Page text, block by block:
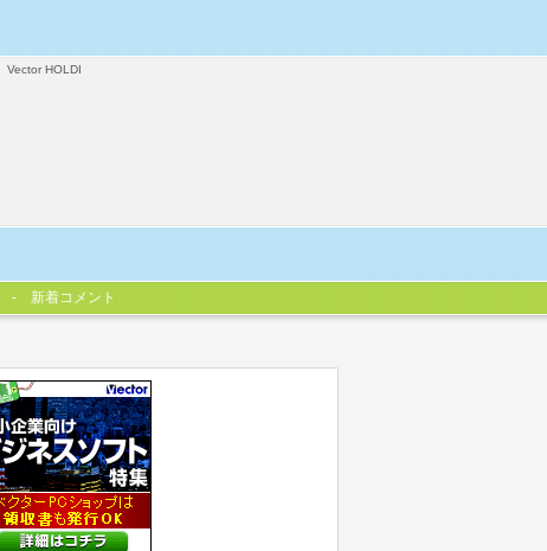
Vector HOLDI
新着コメント